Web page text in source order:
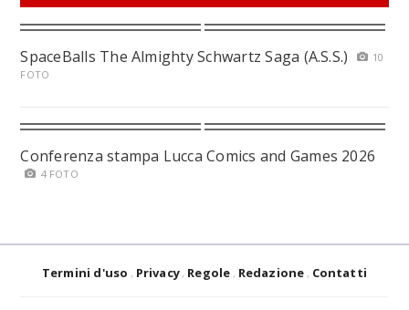
SpaceBalls The Almighty Schwartz Saga (A.S.S.)
10
FOTO
Conferenza stampa Lucca Comics and Games 2026
4 FOTO
Termini d'uso Privacy Regole Redazione Contatti